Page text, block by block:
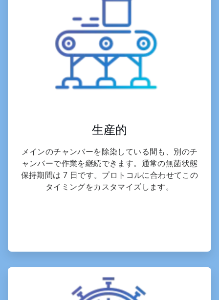
の
生産的
メインのチャンバーを除染している間も、別のチ
ャンバーで作業を継続できます。通常の無菌状態
保持期間は 7 日です。プロトコルに合わせてこの
タイミングをカスタマイズします。
2
の